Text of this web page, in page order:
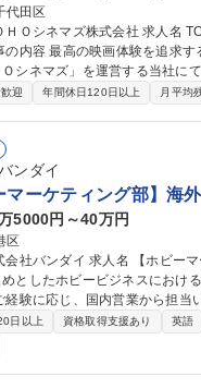
代田区
名 TOHOシネマズ【東京/法務】業界最大手/テレワーク可/土日祝休/中途入
シネマズ」を運営する当社にて、法
査、作成、作成支援） ■社内規
集職種 TOHOシネマズ【東京/法務】業界最大手/テレワーク可/土日祝休/中
迎 年間休日120日以上 月平均
ンダイ
マーケティング部】海
5000円～40万円
区
ィング部】海外マーケティング担当 仕事の内容 ■概要 プラモ
としたホビービジネスにおけ
に応じ、国内営業から担当いただく場
プラをはじめとするプラモデル
代理店や法人との商談、商品/
ョン等の販促活動の実行と管理 募集職種 【ホビーマーケティング部
日以上 資格取得支援あり 英語